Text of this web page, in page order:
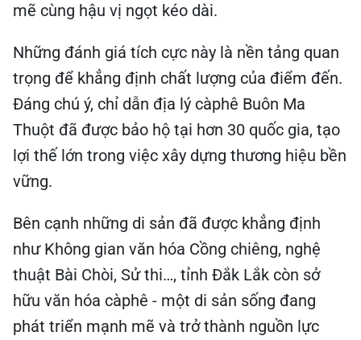
mẽ cùng hậu vị ngọt kéo dài.
Những đánh giá tích cực này là nền tảng quan
trọng để khẳng định chất lượng của điểm đến.
Đáng chú ý, chỉ dẫn địa lý càphê Buôn Ma
Thuột đã được bảo hộ tại hơn 30 quốc gia, tạo
lợi thế lớn trong việc xây dựng thương hiệu bền
vững.
Bên cạnh những di sản đã được khẳng định
như Không gian văn hóa Cồng chiêng, nghệ
thuật Bài Chòi, Sử thi…, tỉnh Đắk Lắk còn sở
hữu văn hóa càphê - một di sản sống đang
phát triển mạnh mẽ và trở thành nguồn lực